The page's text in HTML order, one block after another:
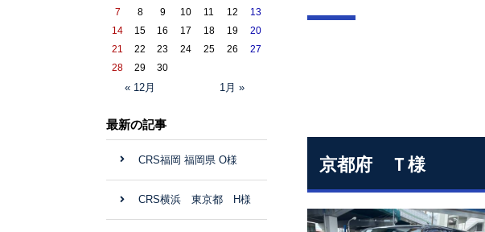
京都府 Ｔ様
« 12月 1月 »
7
8 9 10 11 12
13
14
15 16 17 18 19
20
21
22 23 24 25 26
27
28
29 30
最新の記事
CRS福岡 福岡県 O様
CRS横浜 東京都 H様